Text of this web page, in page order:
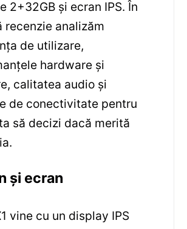
2+32GB și ecran IPS. În
recenzie analizăm
de utilizare,
hardware și
calitatea audio și
de conectivitate pentru
să decizi dacă merită
și ecran
vine cu un display IPS